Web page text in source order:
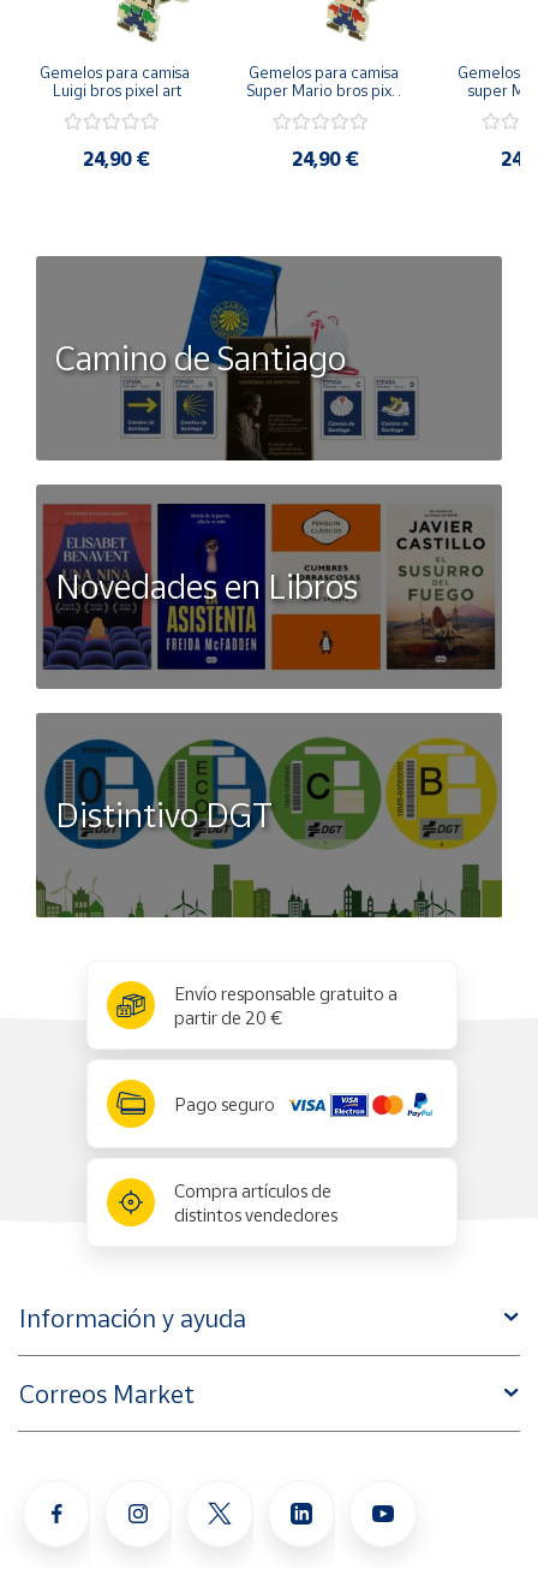
Gemelos para camisa
Luigi bros pixel art
24,90 €
Gemelos para camisa
Super Mario bros pixel
24,90 €
Gemelos
super
Camino de Santiago
Novedades en Libros
Distintivo DGT
Envío responsable gratuito a
partir de 20 €
Pago seguro
Compra artículos de
distintos vendedores
Información y ayuda
Correos Market